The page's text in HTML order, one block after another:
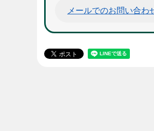
メールでのお問い合わ